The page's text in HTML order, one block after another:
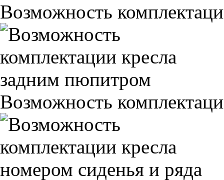
Возможность
Возможность